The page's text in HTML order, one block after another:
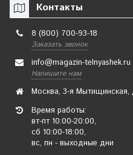
Контакты
8 (800) 700-93-18
Заказать звонок
info@magazin-telnyashek.ru
Напишите нам
Москва, 3-я
Время работы:
вт-пт 10:00-20:00,
сб 10:00-18:00,
вс, пн - выходные дни